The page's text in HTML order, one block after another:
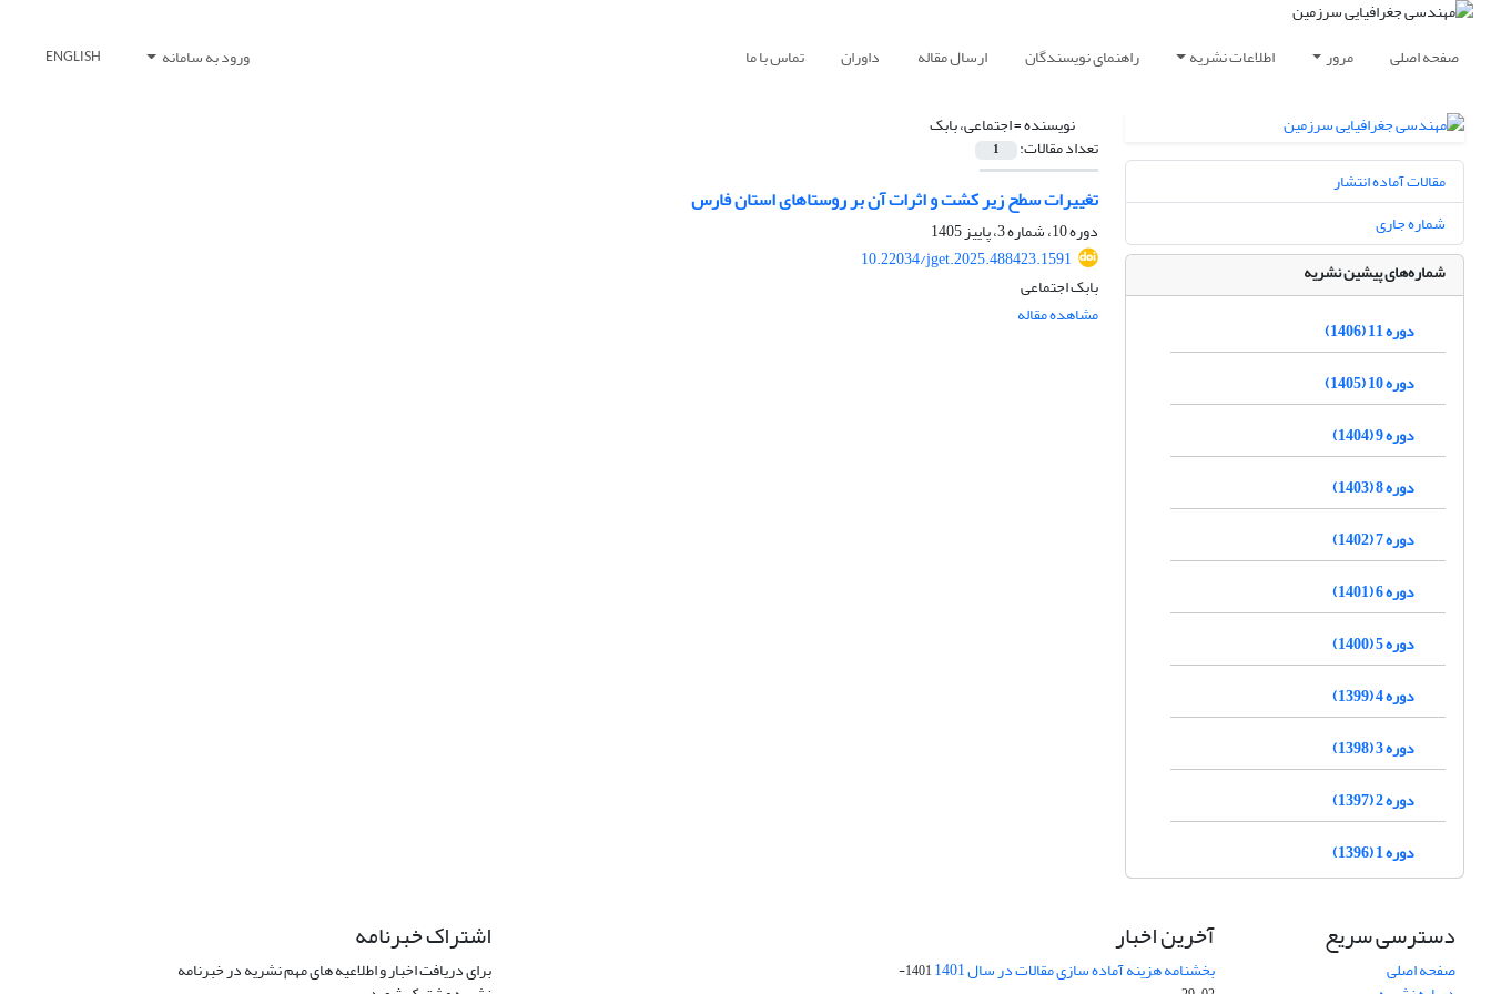
صفحه اصلی مرور اطلاعات نشریه راهنمای نویسندگان ارسال مقاله داوران تماس با ما ورود به سامانه ENGLISH
نویسنده =اجتماعی، بابک
تعداد مقالات: 1
تغییرات سطح زیر کشت و اثرات آن بر روستاهای استان فارس
دوره 10، شماره 3، پاییز 1405
10.22034/jget.2025.488423.1591
بابک اجتماعی
مشاهده مقاله
مقالات آماده انتشار
شماره جاری
شماره‌های پیشین نشریه
دوره 11 (1406)
دوره 10 (1405)
دوره 9 (1404)
دوره 8 (1403)
دوره 7 (1402)
دوره 6 (1401)
دوره 5 (1400)
دوره 4 (1399)
دوره 3 (1398)
دوره 2 (1397)
دوره 1 (1396)
دسترسی سریع
صفحه اصلی
آخرین اخبار
بخشنامه هزینه آماده سازی مقالات در سال 1401
1401-
اشتراک خبرنامه
برای دریافت اخبار و اطلاعیه های مهم نشریه در خبرنامه